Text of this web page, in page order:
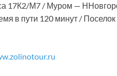
М7 / Муром —
в пути 120 минут /